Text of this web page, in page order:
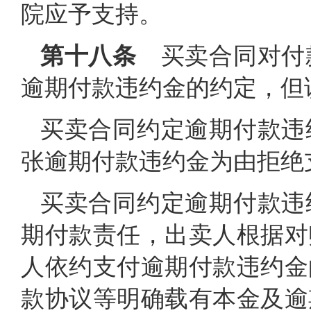
院应予支持。
第十八条买卖合同对付
逾期付款违约金的约定，
买卖合同约定逾期付款
张逾期付款违约金为由拒
买卖合同约定逾期付款
期付款责任，出卖人根据
人依约支付逾期付款违约
款协议等明确载有本金及